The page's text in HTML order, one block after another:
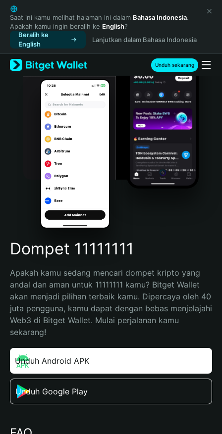
English
日本語
Tiếng Việt
Русский
Español (Latinoamérica)
Türkçe
Italiano
Português (Portugal)
Bahasa Indonesia
Português (Brasil)
Español (Argentina)
Saat ini kamu melihat halaman ini dalam Bahasa Indonesia.
Apakah kamu ingin beralih ke English?
Beralih ke
English
Lanjutkan dalam Bahasa Indonesia
Unduh sekarang
Dompet 11111111
Apakah kamu sedang mencari dompet kripto yang
andal dan aman untuk 11111111 kamu? Bitget Wallet
akan menjadi pilihan terbaik kamu. Dipercaya oleh 40
juta pengguna, kamu dapat dengan bebas menjelajahi
Web3 di Bitget Wallet. Mulai perjalanan kamu
sekarang!
Unduh Android APK
Unduh Google Play